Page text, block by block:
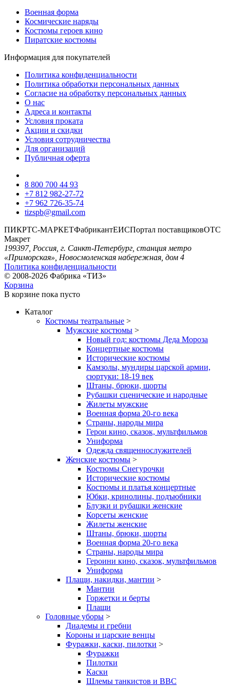
Военная форма
Космические наряды
Костюмы героев кино
Пиратские костюмы
Информация для покупателей
Политика конфиденциальности
Политика обработки персональных данных
Согласие на обработку персональных данных
О нас
Адреса и контакты
Условия проката
Акции и скидки
Условия сотрудничества
Для организаций
Публичная оферта
8 800 700 44 93
+7 812 982-27-72
+7 962 726-35-74
tizspb@gmail.com
ПИКРТС-МАРКЕТФабрикантЕИСПортал поставщиковОТС
Макрет
199397, Россия, г. Санкт-Петербург, станция метро
«Приморская», Новосмоленская набережная, дом 4
Политика конфиденциальности
© 2008-2026 Фабрика «ТИЗ»
Корзина
В корзине пока пусто
Каталог
Костюмы театральные >
Мужские костюмы >
Новый год: костюмы Деда Мороза
Концертные костюмы
Исторические костюмы
Камзолы, мундиры царской армии,
сюртуки: 18-19 век
Штаны, брюки, шорты
Рубашки сценические и народные
Жилеты мужские
Военная форма 20-го века
Страны, народы мира
Герои кино, сказок, мультфильмов
Униформа
Одежда священнослужителей
Женские костюмы >
Костюмы Снегурочки
Исторические костюмы
Костюмы и платья концертные
Юбки, кринолины, подъюбники
Блузки и рубашки женские
Корсеты женские
Жилеты женские
Штаны, брюки, шорты
Военная форма 20-го века
Страны, народы мира
Героини кино, сказок, мультфильмов
Униформа
Плащи, накидки, мантии >
Мантии
Горжетки и берты
Плащи
Головные уборы >
Диадемы и гребни
Короны и царские венцы
Фуражки, каски, пилотки >
Фуражки
Пилотки
Каски
Шлемы танкистов и ВВС